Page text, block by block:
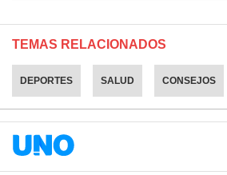
TEMAS RELACIONADOS
DEPORTES SALUD CONSEJOS